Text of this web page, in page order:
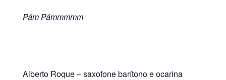
Pám Pámmmmm
Alberto Roque – saxofone barítono e ocarina